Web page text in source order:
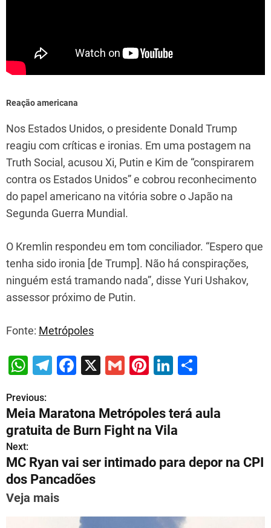
Reação americana
Nos Estados Unidos, o presidente Donald Trump
reagiu com críticas e ironias. Em uma postagem na
Truth Social, acusou Xi, Putin e Kim de “conspirarem
contra os Estados Unidos” e cobrou reconhecimento
do papel americano na vitória sobre o Japão na
Segunda Guerra Mundial.
O Kremlin respondeu em tom conciliador. “Espero que
tenha sido ironia [de Trump]. Não há conspirações,
ninguém está tramando nada”, disse Yuri Ushakov,
assessor próximo de Putin.
Fonte: Metrópoles
W
at
s
A
p
p
T
gr
a
m
F
e
b
o
o
X
G
ai
l
Pi
er
e
st
Li
e
dI
n
ar
e
P
o
s
t
n
Previous:
Meia Maratona Metrópoles terá aula
gratuita de Burn Fight na Vila
Next:
MC Ryan vai ser intimado para depor na CPI
dos Pancadões
Veja mais